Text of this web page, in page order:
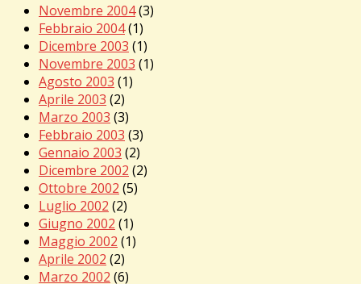
Novembre 2004(3)
Febbraio 2004(1)
Dicembre 2003 (1)
Novembre 2003 (1)
Agosto 2003 (1)
Aprile 2003 (2)
Marzo 2003 (3)
Febbraio 2003 (3)
Gennaio 2003 (2)
Dicembre 2002 (2)
Ottobre 2002 (5)
Luglio 2002 (2)
Giugno 2002 (1)
Maggio 2002 (1)
Aprile 2002 (2)
Marzo 2002 (6)